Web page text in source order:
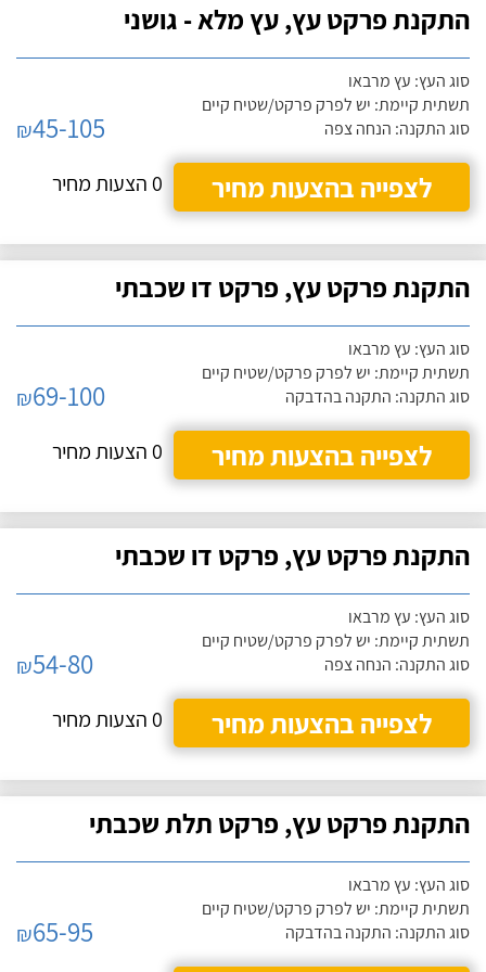
התקנת פרקט עץ, עץ מלא - גושני
סוג העץ: עץ מרבאו
תשתית קיימת: יש לפרק פרקט/שטיח קיים
סוג התקנה: הנחה צפה
₪45-105
לצפייה בהצעות מחיר
0 הצעות מחיר
התקנת פרקט עץ, פרקט דו שכבתי
סוג העץ: עץ מרבאו
תשתית קיימת: יש לפרק פרקט/שטיח קיים
סוג התקנה: התקנה בהדבקה
₪69-100
לצפייה בהצעות מחיר
0 הצעות מחיר
התקנת פרקט עץ, פרקט דו שכבתי
סוג העץ: עץ מרבאו
תשתית קיימת: יש לפרק פרקט/שטיח קיים
סוג התקנה: הנחה צפה
₪54-80
לצפייה בהצעות מחיר
0 הצעות מחיר
התקנת פרקט עץ, פרקט תלת שכבתי
סוג העץ: עץ מרבאו
תשתית קיימת: יש לפרק פרקט/שטיח קיים
סוג התקנה: התקנה בהדבקה
₪65-95